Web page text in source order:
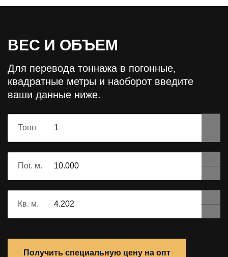
ВЕС И ОБЪЕМ
Для перевода тоннажа в погонные,
квадратные метры и наоборот введите
ваши данные ниже.
Тонн
Пог. м.
Кв. м.
Получить специальную цену на опт